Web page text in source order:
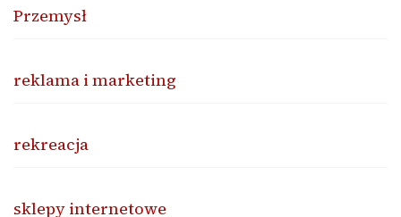
Przemysł
reklama i marketing
rekreacja
sklepy internetowe